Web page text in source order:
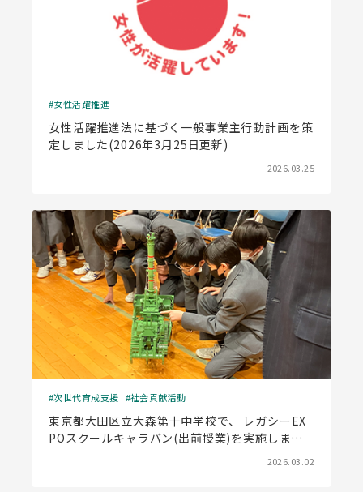
女性活躍推進
女性活躍推進法に基づく一般事業主行動計画を策
定しました(2026年3月25日更新)
2026.03.25
次世代育成支援 社会貢献活動
東京都大田区立大森第十中学校で、 レガシーEX
POスクールキャラバン(出前授業)を実施しまし
2026.03.02